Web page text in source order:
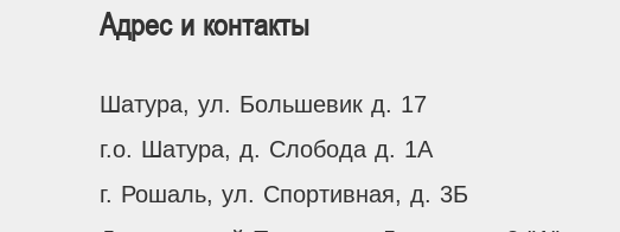
Адрес и контакты
Шатура, ул. Большевик д. 17
г.о. Шатура, д. Слобода д. 1А
г. Рошаль, ул. Спортивная, д. 3Б